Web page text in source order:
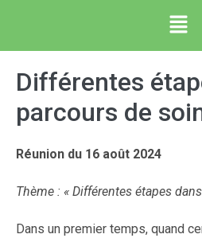
Différentes
parcours de
Réunion du 16 août 2024
Thème : « Différentes étapes
Dans un premier temps, quand